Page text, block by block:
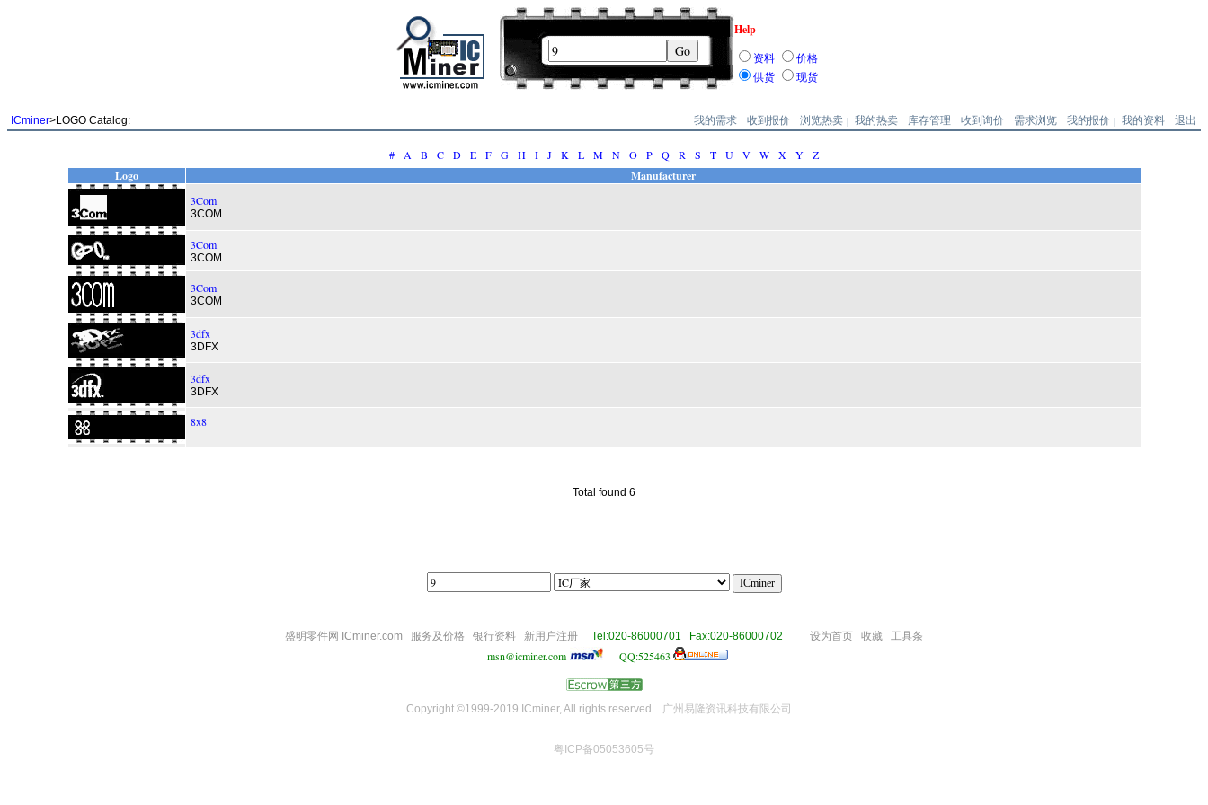
Help
资料
价格
供货
现货
ICminer>LOGO Catalog: 我的需求 收到报价 浏览热卖 | 我的热卖 库存管理 收到询价 需求浏览 我的报价 | 我的资料 退出
# A B C D E F G H I J K L M N O P Q R S T U V W X Y Z
Logo Manufacturer
3Com
3COM
3Com
3COM
3Com
3COM
3dfx
3DFX
3dfx
3DFX
8x8
Total found 6
盛明零件网 ICminer.com 服务及价格 银行资料 新用户注册 Tel:020-86000701 Fax:020-86000702 设为首页 收藏 工具条
msn@icminer.com QQ:525463
Copyright ©1999-2019 ICminer, All rights reserved 广州易隆资讯科技有限公司
粤ICP备05053605号